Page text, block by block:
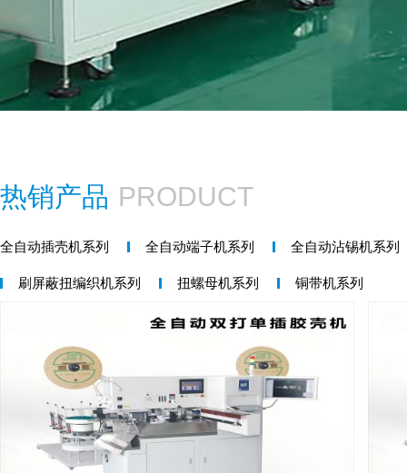
热销产品 PRODUCT
全自动插壳机系列 全自动端子机系列 全自动沾锡机系列
刷屏蔽扭编织机系列 扭螺母机系列 铜带机系列